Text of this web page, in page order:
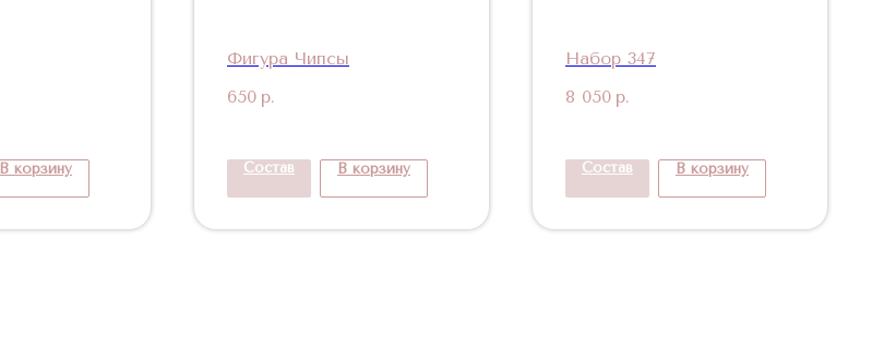
В корзину
Фигура Чипсы
650 р.
Состав В корзину
Набор 347
8 050 р.
Состав В корзину